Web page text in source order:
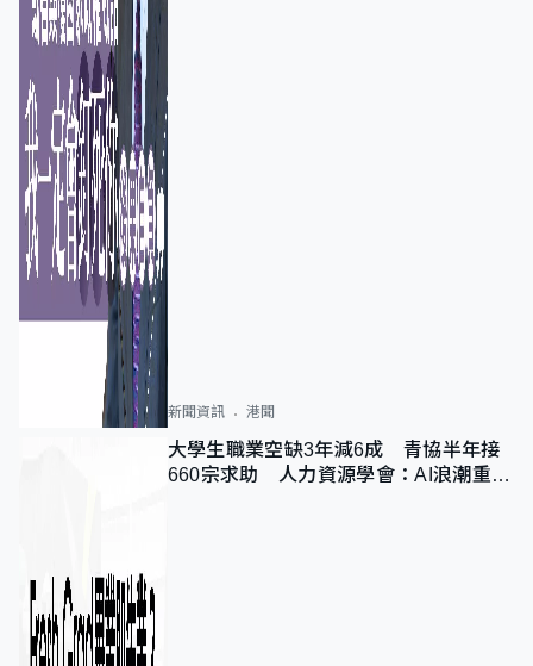
新聞資訊 港聞
大學生職業空缺3年減6成 青協半年接
660宗求助 人力資源學會：AI浪潮重整